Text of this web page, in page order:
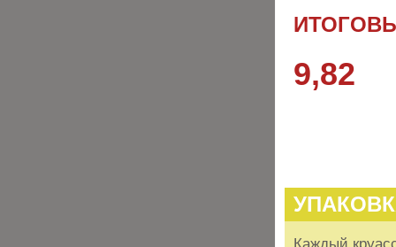
9,82
Каждый